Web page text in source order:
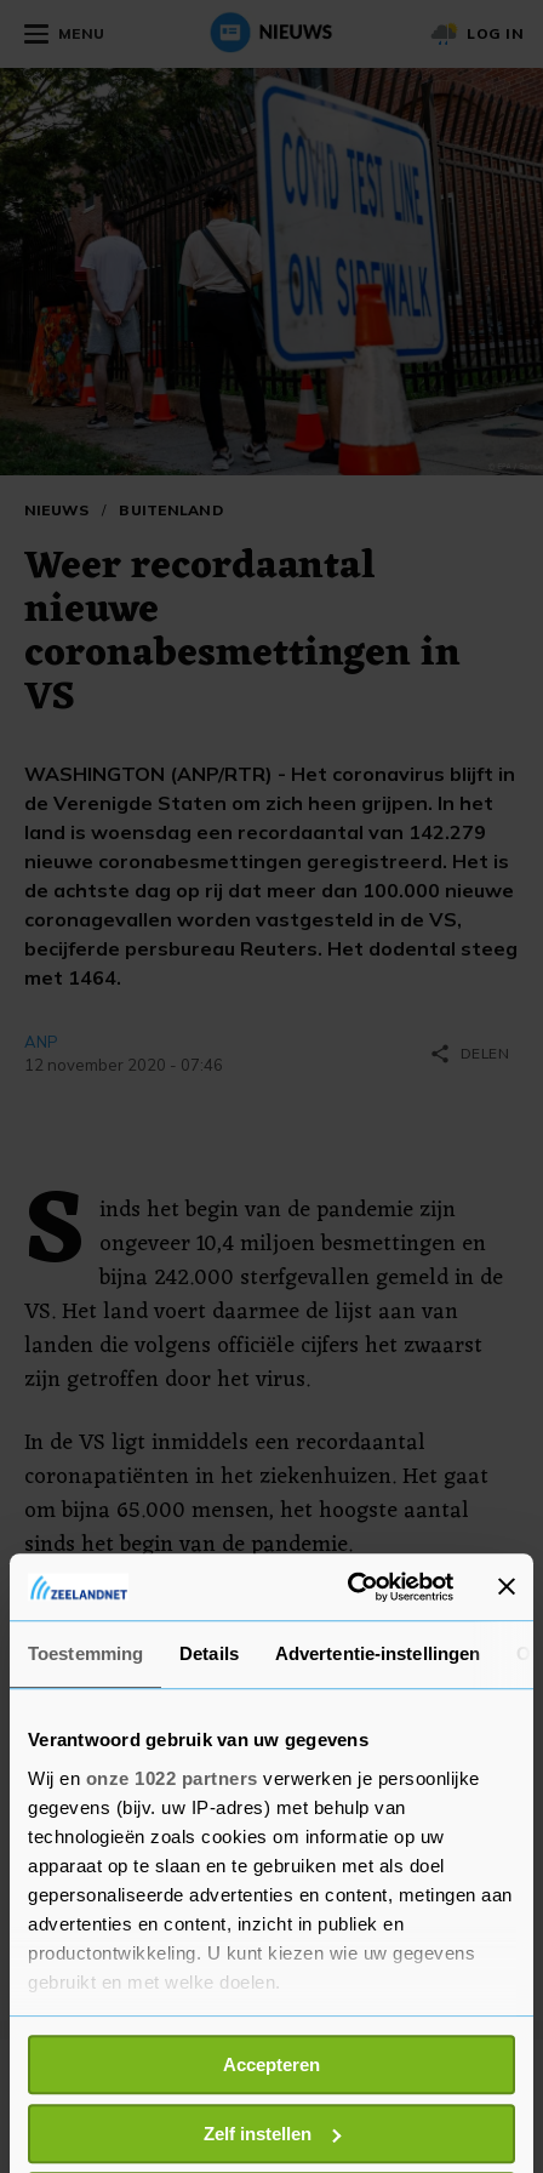
Toestemming Details Advertentie-instellingen
Verantwoord gebruik van uw gegevens
Wij en onze 1022 partners verwerken je persoonlijke
gegevens (bijv. uw IP-adres) met behulp van
technologieën zoals cookies om informatie op uw
apparaat op te slaan en te gebruiken met als doel
gepersonaliseerde advertenties en content, metingen aan
advertenties en content, inzicht in publiek en
productontwikkeling. U kunt kiezen wie uw gegevens
gebruikt en met welke doelen.
Als u het toestaat, willen we ook graag:
Informatie verzamelen over uw geografische
locatie, die tot een paar meter nauwkeurig kan zijn
Uw apparaat identificeren door het actief te
scannen op specifieke eigenschappen (fingerprinting)
Accepteren
Zelf instellen
MENU LOG IN
NIEUWS / BUITENLAND
Weer recordaantal
nieuwe
coronabesmettingen in
VS
WASHINGTON (ANP/RTR) - Het coronavirus blijft in
de Verenigde Staten om zich heen grijpen. In het
land is woensdag een recordaantal van 142.279
nieuwe coronabesmettingen geregistreerd. Het is
de achtste dag op rij dat meer dan 100.000 nieuwe
coronagevallen worden vastgesteld in de VS,
becijferde persbureau Reuters. Het dodental steeg
met 1464.
ANP
12 november 2020 - 07:46
share DELEN
S inds het begin van de pandemie zijn
ongeveer 10,4 miljoen besmettingen en
bijna 242.000 sterfgevallen gemeld in de
VS. Het land voert daarmee de lijst aan van
landen die volgens officiële cijfers het zwaarst
zijn getroffen door het virus.
In de VS ligt inmiddels een recordaantal
coronapatiënten in het ziekenhuizen. Het gaat
om bijna 65.000 mensen, het hoogste aantal
sinds het begin van de pandemie.
Meer uit Buitenland
Houthi's vallen Saudische troepen